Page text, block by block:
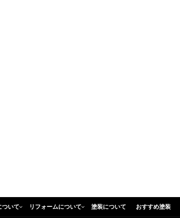
ついて リフォームについて 塗装について おすすめ塗装